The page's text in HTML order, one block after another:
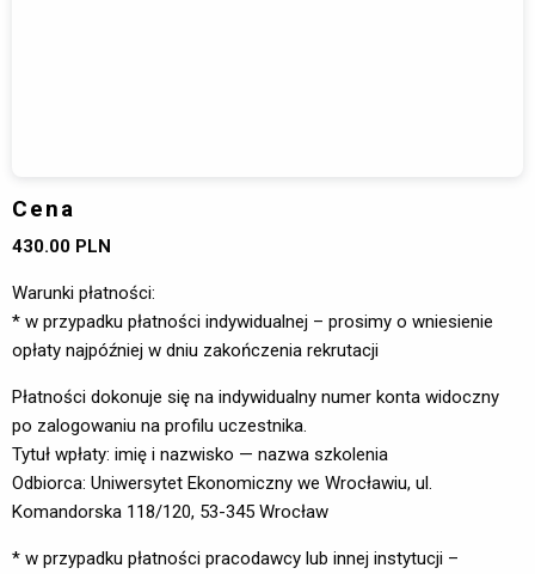
Cena
430.00 PLN
Warunki płatności:
* w przypadku płatności indywidualnej – prosimy o wniesienie
opłaty najpóźniej w dniu zakończenia rekrutacji
Płatności dokonuje się na indywidualny numer konta widoczny
po zalogowaniu na profilu uczestnika.
Tytuł wpłaty: imię i nazwisko — nazwa szkolenia
Odbiorca: Uniwersytet Ekonomiczny we Wrocławiu, ul.
Komandorska 118/120, 53-345 Wrocław
* w przypadku płatności pracodawcy lub innej instytucji –